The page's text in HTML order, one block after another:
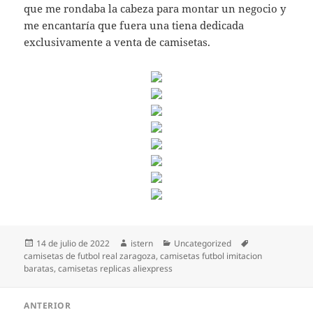
que me rondaba la cabeza para montar un negocio y
me encantaría que fuera una tiena dedicada
exclusivamente a venta de camisetas.
Publicado
el
14 de julio de 2022 Autor
istern Categorías
Uncategorized
camisetas de futbol real zaragoza,camisetas futbol imitacion
baratas,camisetas replicas aliexpress
ANTERIOR